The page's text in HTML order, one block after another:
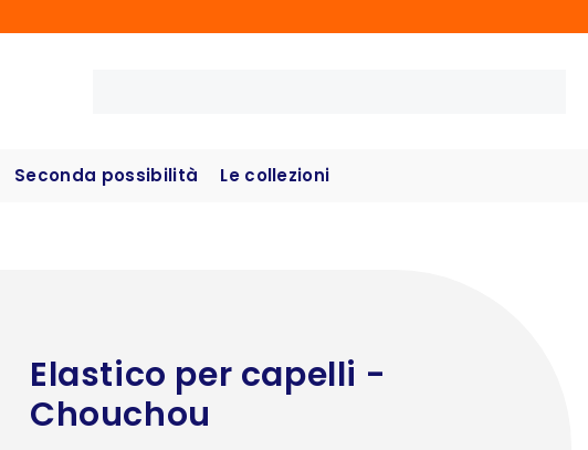
Seconda possibilità Le collezioni
Elastico per capelli -
Chouchou